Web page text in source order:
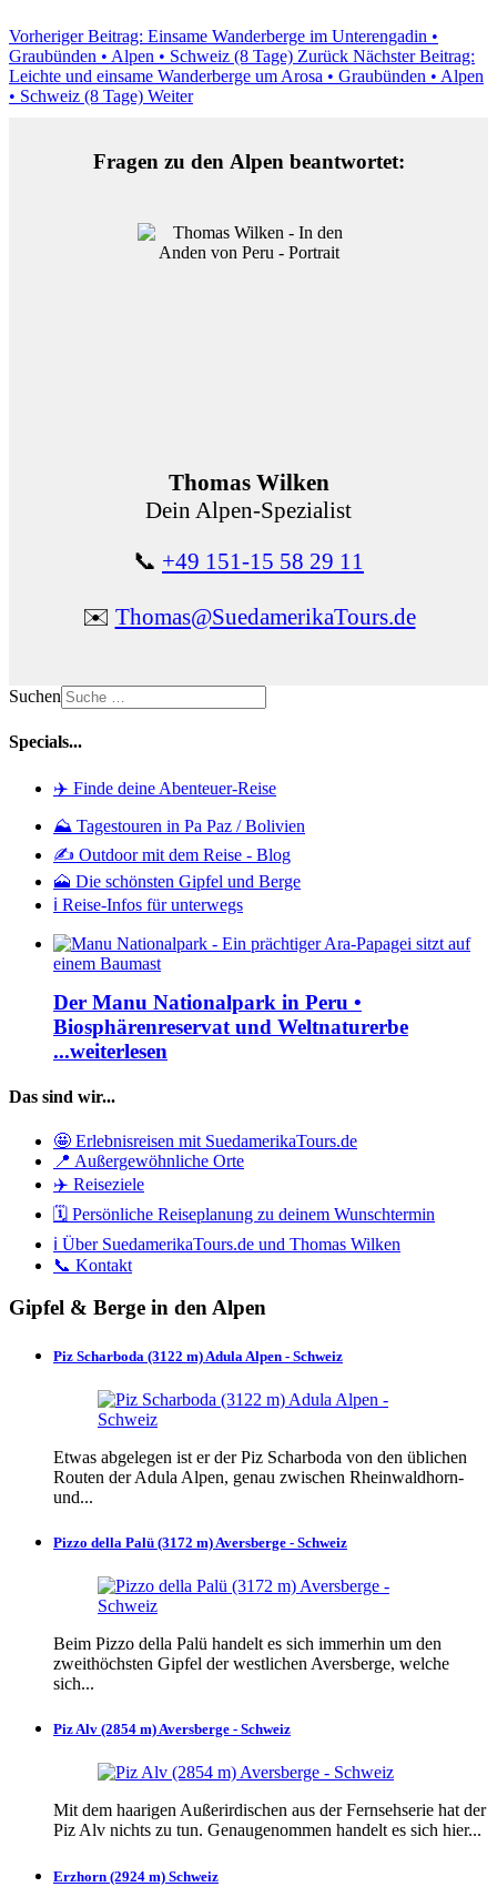
Vorheriger Beitrag: Einsame Wanderberge im Unterengadin •
Graubünden • Alpen • Schweiz (8 Tage) Zurück Nächster Beitrag:
Leichte und einsame Wanderberge um Arosa • Graubünden • Alpen
• Schweiz (8 Tage) Weiter
Fragen zu den Alpen beantwortet:
Thomas Wilken
Dein Alpen-Spezialist
📞 +49 151-15 58 29 11
✉️ Thomas@SuedamerikaTours.de
Suchen
Specials...
✈️ Finde deine Abenteuer-Reise
⛰️ Tagestouren in Pa Paz / Bolivien
✍️ Outdoor mit dem Reise - Blog
🗻 Die schönsten Gipfel und Berge
ℹ️ Reise-Infos für unterwegs
Der Manu Nationalpark in Peru •
Biosphärenreservat und Weltnaturerbe
...weiterlesen
Das sind wir...
🤩 Erlebnisreisen mit SuedamerikaTours.de
📍 Außergewöhnliche Orte
✈️ Reiseziele
🗓️ Persönliche Reiseplanung zu deinem Wunschtermin
ℹ️ Über SuedamerikaTours.de und Thomas Wilken
📞 Kontakt
Gipfel & Berge in den Alpen
Piz Scharboda (3122 m) Adula Alpen - Schweiz
Etwas abgelegen ist er der Piz Scharboda von den üblichen
Routen der Adula Alpen, genau zwischen Rheinwaldhorn-
und...
Pizzo della Palü (3172 m) Aversberge - Schweiz
Beim Pizzo della Palü handelt es sich immerhin um den
zweithöchsten Gipfel der westlichen Aversberge, welche
sich...
Piz Alv (2854 m) Aversberge - Schweiz
Mit dem haarigen Außerirdischen aus der Fernsehserie hat der
Piz Alv nichts zu tun. Genaugenommen handelt es sich hier...
Erzhorn (2924 m) Schweiz